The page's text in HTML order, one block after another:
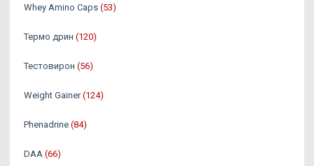
Whey Amino Caps (53)
Термо дрин (120)
Тестовирон (56)
Weight Gainer (124)
Phenadrine (84)
DAA (66)